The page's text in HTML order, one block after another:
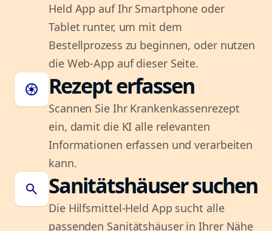
Held App auf Ihr Smartphone oder
Tablet runter, um mit dem
Bestellprozess zu beginnen, oder nutzen
die Web-App auf dieser Seite.
camera Rezept erfassen
Scannen Sie Ihr Krankenkassenrezept
ein, damit die KI alle relevanten
Informationen erfassen und verarbeiten
kann.
search Sanitätshäuser suchen
Die Hilfsmittel-Held App sucht alle
passenden Sanitätshäuser in Ihrer Nähe